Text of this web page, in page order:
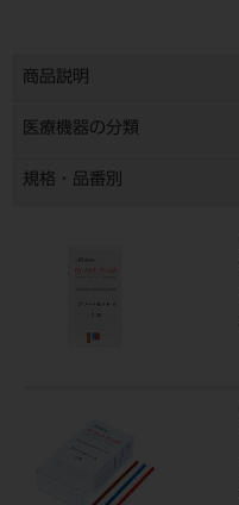
商品説明
医療機器の分類
規格・品番別